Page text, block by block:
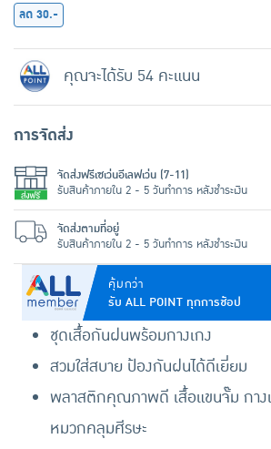
คุ้มกว่า
รับ ALL POINT ทุกการช้อป
ชุดเสื้อกันฝนพร้อมกางเกง
สวมใส่สบาย ป้องกันฝนได้ดีเยี่ยม
พลาสติกคุณภาพดี เสื้อแขนจั๊ม กาง
หมวกคลุมศีรษะ
ลด 30.-
คุณจะได้รับ 54 คะแนน
การจัดส่ง
จัดส่งฟรีเซเว่นอีเลฟเว่น (7-11)
รับสินค้าภายใน 2 - 5 วันทำการ หลังชำระเงิน
จัดส่งตามที่อยู่
รับสินค้าภายใน 2 - 5 วันทำการ หลังชำระเงิน